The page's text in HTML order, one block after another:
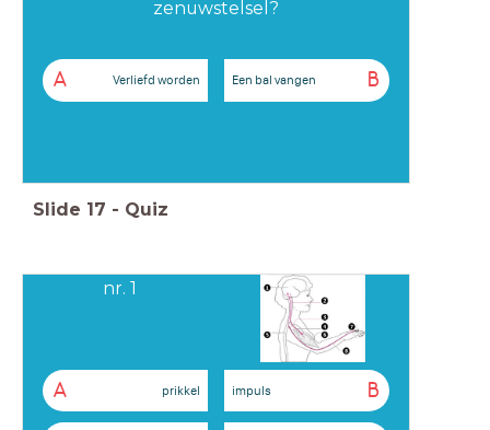
zenuwstelsel?
A Verliefd worden B
Een bal vangen
Slide 17 - Quiz
nr. 1
A prikkel B
impuls